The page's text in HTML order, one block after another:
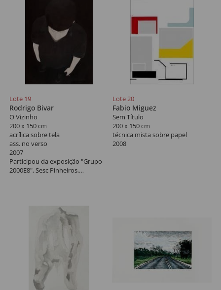
Lote 19
Rodrigo Bivar
O Vizinho
200 x 150 cm
acrílica sobre tela
ass. no verso
2007
Participou da exposição "Grupo
2000E8", Sesc Pinheiros,
Lote 20
Fabio Miguez
Sem Título
200 x 150 cm
técnica mista sobre papel
2008